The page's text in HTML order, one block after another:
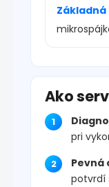
Základná
Ako
pri
Pevná
potvrdí